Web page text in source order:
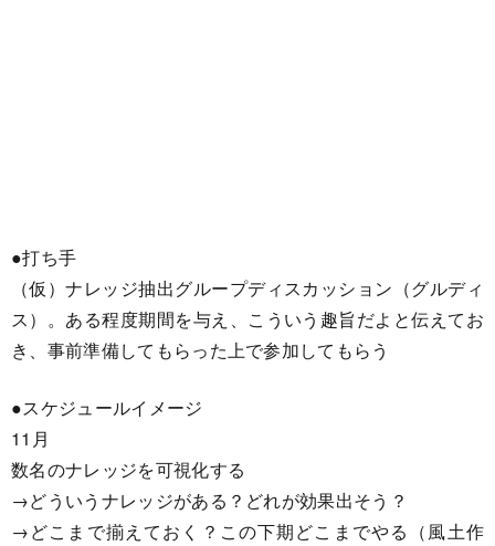
●打ち手
（仮）ナレッジ抽出グループディスカッション（グルディ
ス）。ある程度期間を与え、こういう趣旨だよと伝えてお
き、事前準備してもらった上で参加してもらう
●スケジュールイメージ
11月
数名のナレッジを可視化する
→どういうナレッジがある？どれが効果出そう？
→どこまで揃えておく？この下期どこまでやる（風土作